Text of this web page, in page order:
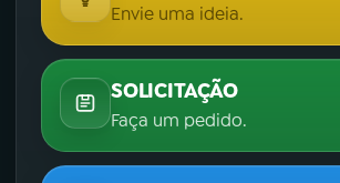
Envie uma ideia.
SOLICITAÇÃO
Faça um pedido.